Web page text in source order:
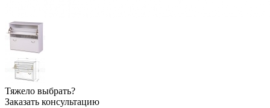
Тяжело выбрать?
Заказать консультацию